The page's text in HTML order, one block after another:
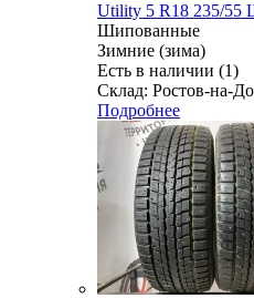
Utility 5 R18 235/55
Шипованные
Зимние (зима)
Есть в наличии (1)
Склад: Ростов-на-
Подробнее